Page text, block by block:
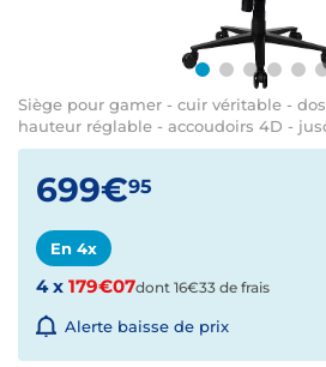
Siège pour gamer - cuir véritable -
hauteur réglable - accoudoirs 4D -
699€95
En 4x
4 x 179€07dont 16€33 de frais
Alerte baisse de prix